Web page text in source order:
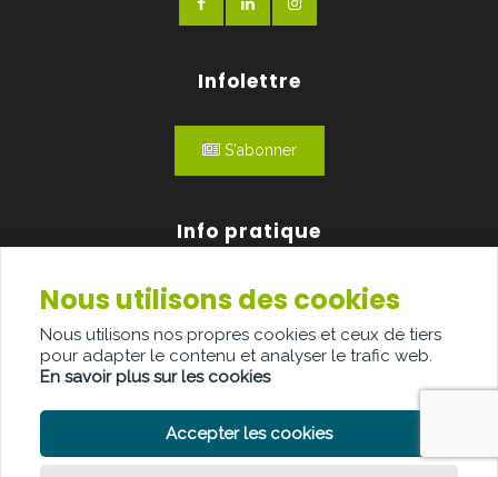
Infolettre
S'abonner
Info pratique
Qui sommes-nous?
Publicité
Contact
Nous utilisons des cookies
Nous utilisons nos propres cookies et ceux de tiers
pour adapter le contenu et analyser le trafic web.
En savoir plus sur les cookies
Accepter les cookies